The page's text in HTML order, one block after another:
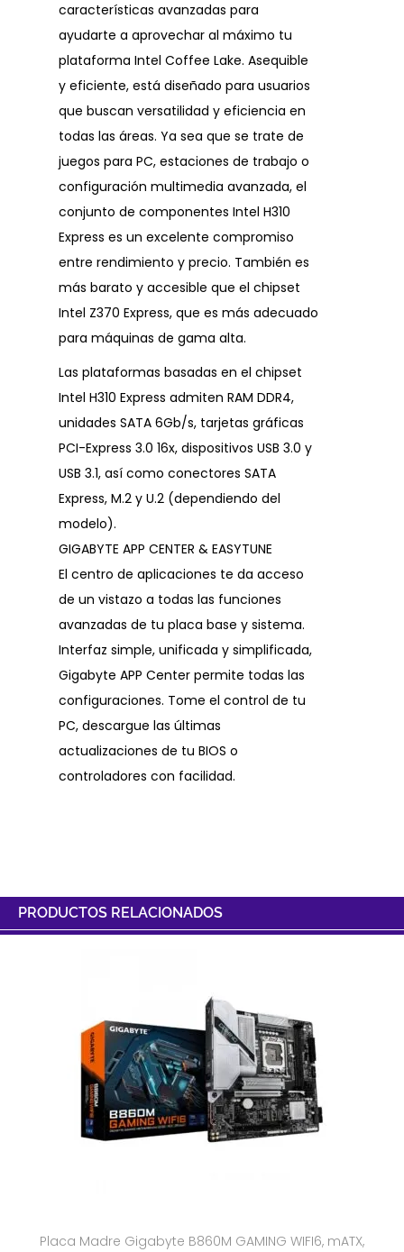
características avanzadas para
ayudarte a aprovechar al máximo tu
plataforma Intel Coffee Lake. Asequible
y eficiente, está diseñado para usuarios
que buscan versatilidad y eficiencia en
todas las áreas. Ya sea que se trate de
juegos para PC, estaciones de trabajo o
configuración multimedia avanzada, el
conjunto de componentes Intel H310
Express es un excelente compromiso
entre rendimiento y precio. También es
más barato y accesible que el chipset
Intel Z370 Express, que es más adecuado
para máquinas de gama alta.
Las plataformas basadas en el chipset
Intel H310 Express admiten RAM DDR4,
unidades SATA 6Gb/s, tarjetas gráficas
PCI-Express 3.0 16x, dispositivos USB 3.0 y
USB 3.1, así como conectores SATA
Express, M.2 y U.2 (dependiendo del
modelo).
GIGABYTE APP CENTER & EASYTUNE
El centro de aplicaciones te da acceso
de un vistazo a todas las funciones
avanzadas de tu placa base y sistema.
Interfaz simple, unificada y simplificada,
Gigabyte APP Center permite todas las
configuraciones. Tome el control de tu
PC, descargue las últimas
actualizaciones de tu BIOS o
controladores con facilidad.
PRODUCTOS RELACIONADOS
Placa Madre Gigabyte B860M GAMING WIFI6, mATX,